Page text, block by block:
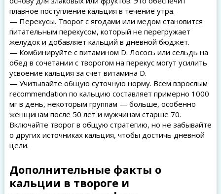
плавное поступление кальция в течение утра.
— Перекусы. Творог с ягодами или медом становится
питательным перекусом, который не перегружает
желудок и добавляет кальций в дневной бюджет.
— Комбинируйте с витамином D. Лосось или сельдь на
обед в сочетании с творогом на перекус могут усилить
усвоение кальция за счет витамина D.
— Учитывайте общую суточную норму. Всем взрослым
recommendation по кальцию составляет примерно 1000
мг в день, некоторым группам — больше, особенно
женщинам после 50 лет и мужчинам старше 70.
Включайте творог в общую стратегию, но не забывайте
о других источниках кальция, чтобы достичь дневной
цели.
Дополнительные факты о
кальции в твороге и